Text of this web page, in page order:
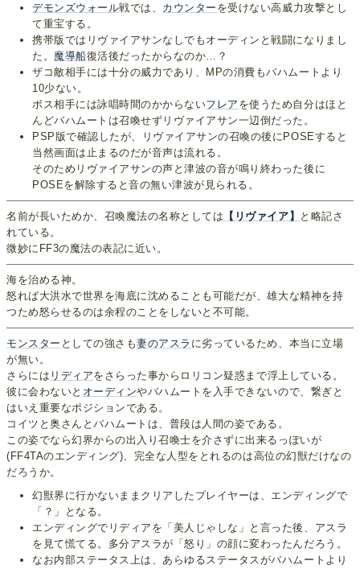
デモンズウォール戦では、 カウンター を受けない高威力攻撃とし
て重宝する。
携帯版ではリヴァイアサンなしでもオーディンと戦闘になりまし
た。 魔導船復活後だったからなのか…？
ザコ敵相手には十分の威力であり、MPの消費もバハムートより
10少ない。
ボス相手には詠唱時間のかからないフレア を使うため自分はほと
んどバハムートは召喚せずリヴァイアサン一辺倒だった。
PSP版で確認したが、リヴァイアサンの召喚の後にPOSEすると
当然画面は止まるのだが音声は流れる。
そのためリヴァイアサンの声と津波の音が鳴り終わった後に
POSEを解除すると音の無い津波が見られる。
名前が長いためか、召喚魔法の名称としては 【リヴァイア】
と略記さ
れている。
微妙にFF3の魔法の表記に近い。
海を治める神。
怒れば大洪水で世界を海底に沈めることも可能だが、雄大な精神を持
つため怒らせるのは余程のことをしないと不可能。
モンスター としての強さも妻のアスラ に劣っているため、本当に立場
が無い。
さらには リディアをさらった事からロリコン疑惑まで浮上している。
彼に会わないと オーディンやバハムートを入手できないので、繋ぎと
はいえ重要なポジションである。
コイツと奥さんとバハムートは、普段は人間の姿である。
この姿でなら幻界からの出入り召喚士を介さずに出来るっぽいが
(FF4TAのエンディング)、完全な人型をとれるのは高位の幻獣だけなの
だろうか。
幻獣界に行かないままクリアしたプレイヤーは、エンディングで
「？」となる。
エンディングでリディアを「美人じゃしな」と言った後、アスラ
を見て慌てる。多分アスラが「怒り」の顔に変わったんだろう。
なお内部ステータス上は、あらゆるステータスがバハムートより